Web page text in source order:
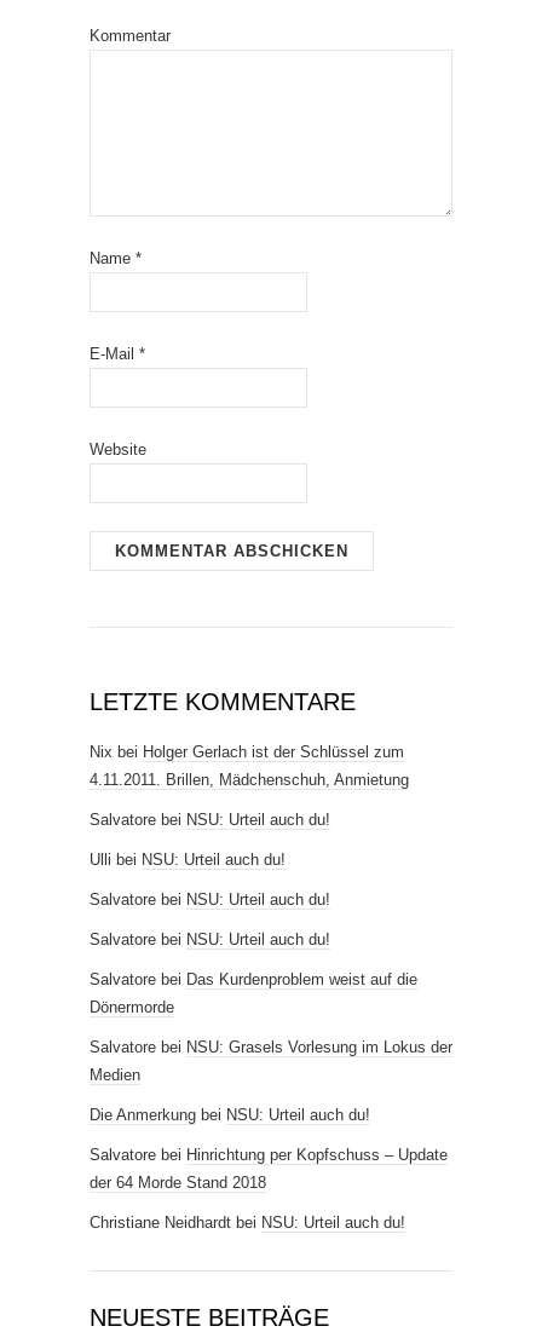
Kommentar
Name *
E-Mail *
Website
LETZTE KOMMENTARE
Nix bei Holger Gerlach ist der Schlüssel zum
4.11.2011. Brillen, Mädchenschuh, Anmietung
Salvatore bei NSU: Urteil auch du!
Ulli bei NSU: Urteil auch du!
Salvatore bei NSU: Urteil auch du!
Salvatore bei NSU: Urteil auch du!
Salvatore bei Das Kurdenproblem weist auf die
Dönermorde
Salvatore bei NSU: Grasels Vorlesung im Lokus der
Medien
Die Anmerkung bei NSU: Urteil auch du!
Salvatore bei Hinrichtung per Kopfschuss – Update
der 64 Morde Stand 2018
Christiane Neidhardt bei NSU: Urteil auch du!
NEUESTE BEITRÄGE